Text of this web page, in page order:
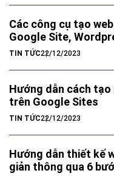
Các công cụ tạo
Google Site,
TIN TỨC22/12/2023
Hướng dẫn cách
trên Google Sites
TIN TỨC22/12/2023
Hướng dẫn thiết kế
giản thông qua 6